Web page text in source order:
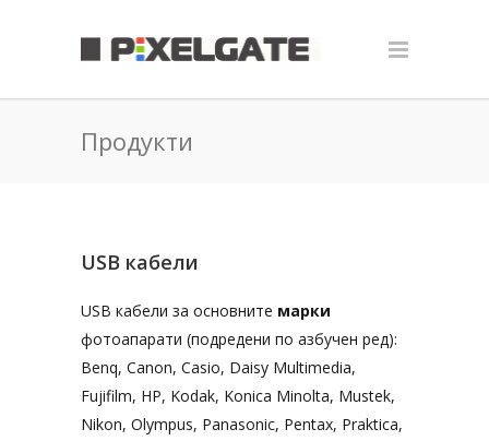
Продукти
USB кабели
USB кабели за основните марки
фотоапарати (подредени по азбучен ред):
Benq, Canon, Casio, Daisy Multimedia,
Fujifilm, HP, Kodak, Konica Minolta, Mustek,
Nikon, Olympus, Panasonic, Pentax, Praktica,